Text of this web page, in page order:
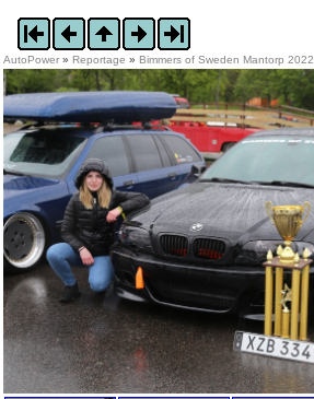
AutoPower » Reportage » Bimmers of Sweden Mantorp 2022